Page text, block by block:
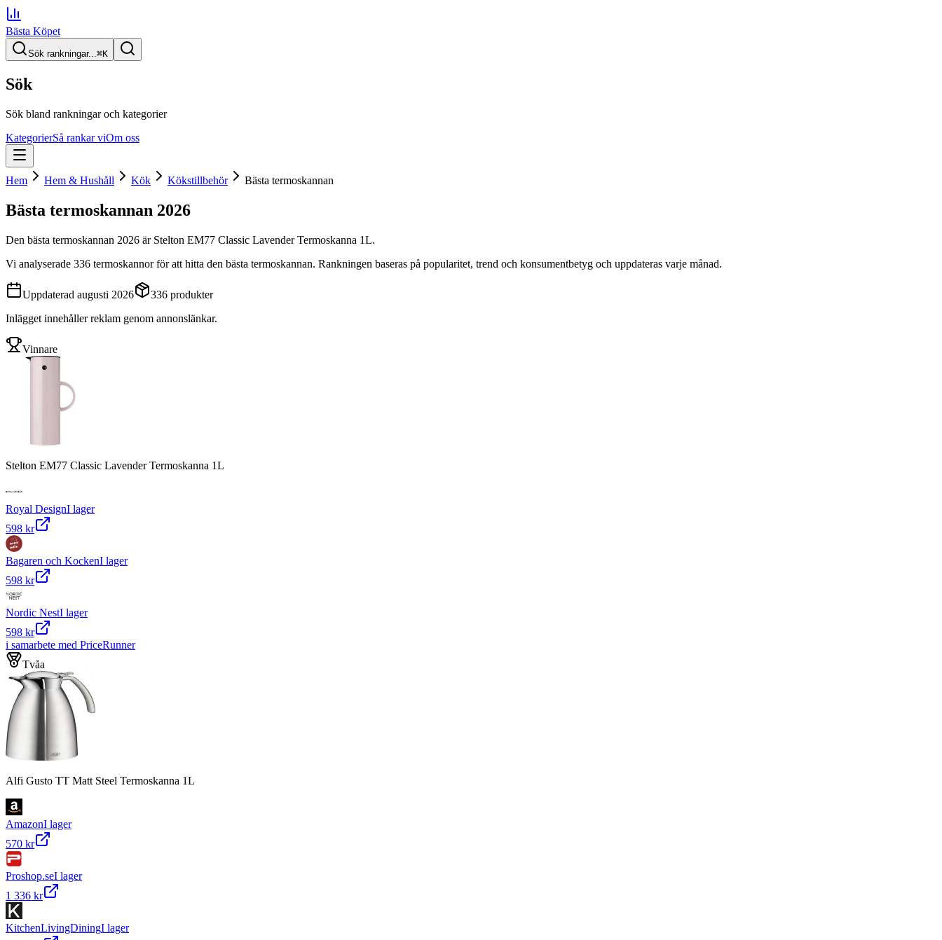
Bästa Köpet
Sök rankningar...⌘K
Sök
Sök bland rankningar och kategorier
KategorierSå rankar viOm oss
Hem Hem & Hushåll Kök Kökstillbehör Bästa termoskannan
Bästa termoskannan 2026
Den bästa termoskannan 2026 är Stelton EM77 Classic Lavender Termoskanna 1L.
Vi analyserade 336 termoskannorför att hitta den bästa termoskannan. Rankningen baseras på popularitet, trend och konsumentbetyg och uppdateras varje månad.
Uppdaterad augusti 2026 336 produkter
Inlägget innehåller reklam genom annonslänkar.
Vinnare
Stelton EM77 Classic Lavender Termoskanna 1L
Royal DesignI lager
598 kr
Bagaren och KockenI lager
598 kr
Nordic NestI lager
598 kr
i samarbete med PriceRunner
Tvåa
Alfi Gusto TT Matt Steel Termoskanna 1L
AmazonI lager
570 kr
Proshop.seI lager
1 336 kr
KitchenLivingDiningI lager